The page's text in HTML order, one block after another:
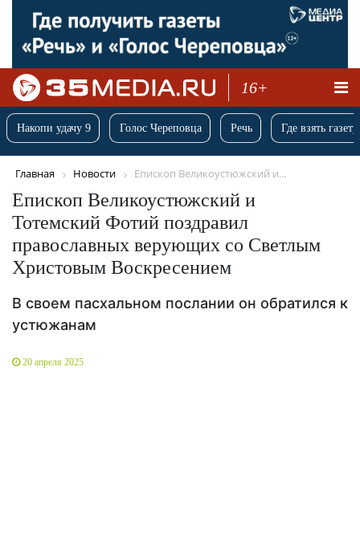
16+
Накопи удачу 9 Голос Череповца Речь Где взять
Главная Новости Епископ Великоустюжский и...
Епископ Великоустюжский и
Тотемский Фотий поздравил
православных верующих со Светлым
Христовым Воскресением
В своем пасхальном послании он обратился к
устюжанам
20 апреля 2025